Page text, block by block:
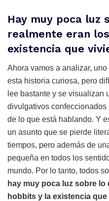
Hay muy poca luz
realmente eran
existencia que
Ahora vamos a analizar,
esta historia curiosa, pero
lee bastante y se visualizan
divulgativos
de lo que está hablando. Y
un asunto que se pierde
tiempos, pero además de
pequeña en todos los
mundo. Por lo tanto, todos
hay muy poca luz sobre lo
hobbits y la existencia